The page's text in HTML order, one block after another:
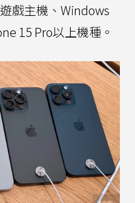
戲主機、Windows
15 Pro以上機種。